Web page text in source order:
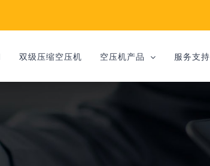
双级压缩空压机 空压机产品 服务支持